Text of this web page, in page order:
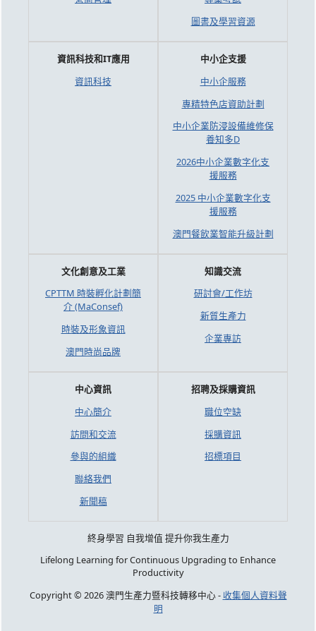
圖書及學習資源
資訊科技和IT應用
資訊科技
中小企支援
中小企服務
專精特色店資助計劃
中小企業防浸設備維修保
養知多D
2026中小企業數字化支
援服務
2025 中小企業數字化支
援服務
澳門餐飲業智能升級計劃
文化創意及工業
CPTTM 時裝孵化計劃簡
介 (MaConsef)
時裝及形象資訊
澳門時尚品牌
知識交流
研討會/工作坊
新質生產力
企業專訪
中心資訊
中心簡介
訪問和交流
參與的組織
聯絡我們
新聞稿
招聘及採購資訊
職位空缺
採購資訊
招標項目
終身學習 自我增值 提升你我生產力
Lifelong Learning for Continuous Upgrading to Enhance
Productivity
Copyright © 2026 澳門生產力暨科技轉移中心 - 收集個人資料聲
明